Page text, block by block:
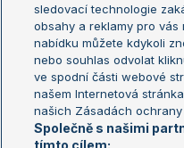
Aktualní trendy
Fotbalové přestupy
Livesport Daily
LS Prague Open
sledovací technologie
obsahy a reklamy pro vás
nabídku můžete kdykoli
nebo souhlas odvolat
ve spodní části webové
našem Internetová
našich Zásadách
Společně s našimi
tímto cílem: